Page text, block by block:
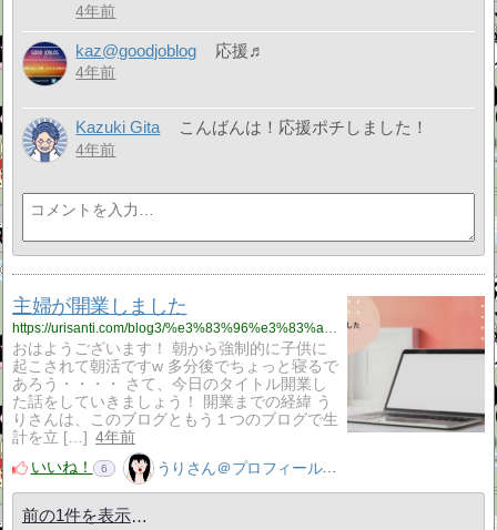
4年前
kaz@goodjoblog 応援♬
4年前
Kazuki Gita こんばんは！応援ポチしました！
4年前
主婦が開業しました
https://urisanti.com/blog3/%e3%83%96%e3%83%ad%e3%82%b0/
おはようございます！ 朝から強制的に子供に
起こされて朝活ですw 多分後でちょっと寝るで
あろう・・・・ さて、今日のタイトル開業し
た話をしていきましょう！ 開業までの経緯 う
りさんは、このブログともう１つのブログで生
計を立 […] 4年前
いいね！
6 うりさん＠プロフィール見てね！はてぶ、応援よろしく！
前の1件を表示